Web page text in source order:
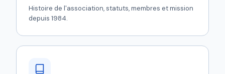
Histoire de l'association, statuts, membres et mission
depuis 1984.